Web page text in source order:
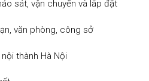
sát, vận chuyển và lắp đặt
văn phòng, công sở
thành Hà Nội